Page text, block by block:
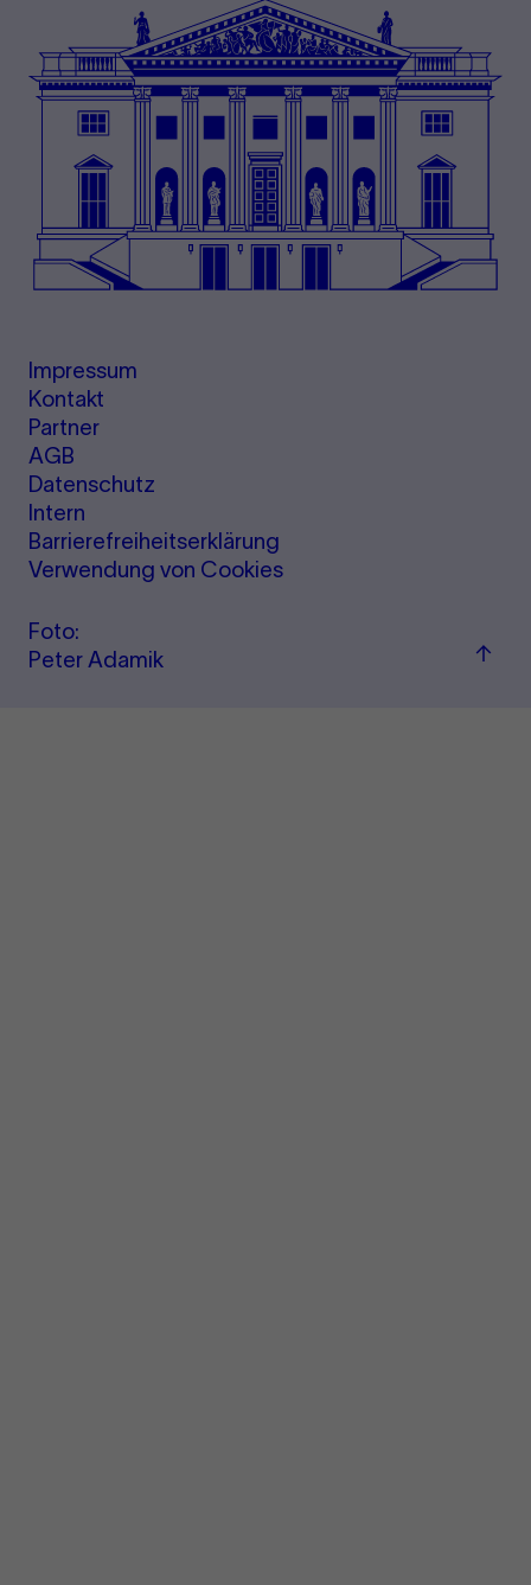
Impressum
Kontakt
Partner
AGB
Datenschutz
Intern
Barrierefreiheitserklärung
Verwendung von Cookies
Foto:
Peter Adamik
Zum